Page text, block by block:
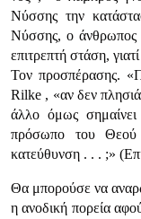
Νύσσης την
Νύσσης, ο άνθρωπος
επιτρεπτή στάση,
Τον προσπέρασης.
Rilke , «αν δεν
άλλο όμως
πρόσωπο του Θεού
κατεύθυνση . . . ;»
Θα μπορούσε να
η ανοδική πορεία